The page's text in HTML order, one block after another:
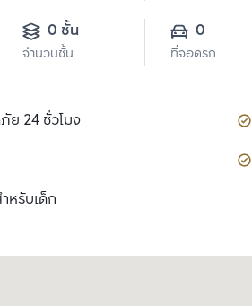
0 ชั้น
จำนวนชั้น
0
ที่จอดรถ
ย 24 ชั่วโมง
หรับเด็ก